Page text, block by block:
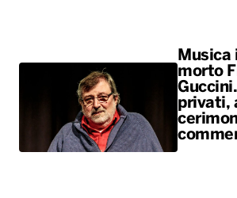
Musica
morto
privati,